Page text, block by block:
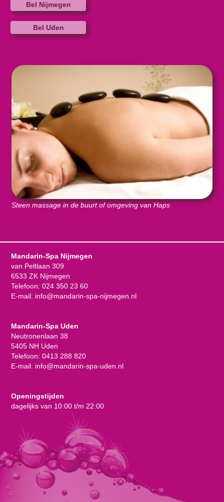
Bel Nijmegen
Bel Uden
Steen massage in de buurt of omgeving van Haps
Mandarin-Spa Nijmegen
van Peltlaan 309
6533 ZK Nijmegen
Telefoon: 024 350 23 60
E-mail: info@mandarin-spa-nijmegen.nl
Mandarin-Spa Uden
Neutronenlaan 38
5405 NH Uden
Telefoon: 0413 288 820
E-mail: info@mandarin-spa-uden.nl
Openingstijden
dagelijks van 10:00 t/m 22:00